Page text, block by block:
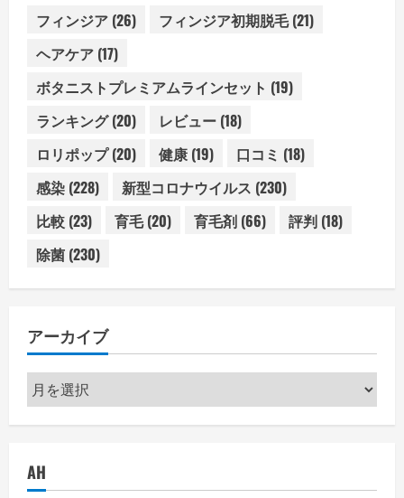
フィンジア (26) フィンジア初期脱毛(21)
ヘアケア (17)
ボタニストプレミアムラインセット (19)
ランキング(20) レビュー (18)
ロリポップ(20) 健康 (19) 口コミ (18)
感染 (228) 新型コロナウイルス (230)
比較 (23) 育毛(20) 育毛剤 (66) 評判 (18)
除菌 (230)
アーカイブ
ア
ー
ブ
AH